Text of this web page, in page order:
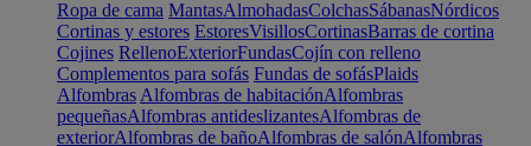
Ropa de cama MantasAlmohadasColchasSábanasNórdicos
Cortinas y estores EstoresVisillosCortinasBarras de cortina
Cojines RellenoExteriorFundasCojín con relleno
Complementos para sofás Fundas de sofásPlaids
Alfombras Alfombras de habitaciónAlfombras
pequeñasAlfombras antideslizantesAlfombras de
exteriorAlfombras de bañoAlfombras de salónAlfombras